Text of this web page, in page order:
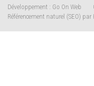
Développement : Go On Web
Référencement naturel (SEO)